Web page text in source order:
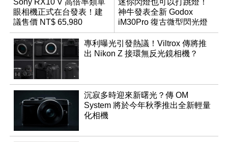
眼相機正式在台發表！建
議售價 NT$ 65,980
神牛發表全新 Godox
iM30Pro 復古微型閃光燈
專利曝光引發熱議！Viltrox 傳將推
出 Nikon Z 接環無反光鏡相機？
沉寂多時迎來新曙光？傳 OM
System 將於今年秋季推出全新輕量
化相機